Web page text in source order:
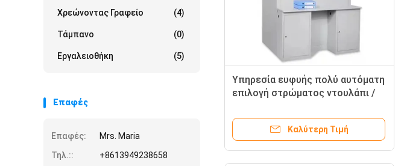
Χρεώνοντας Γραφείο (4)
Τάμπανο (0)
Εργαλειοθήκη (5)
Επαφές
Επαφές:
Mrs. Maria
Τηλ.::
+8613949238658
Υπηρεσία ευφυής πολύ αυτόματη
επιλογή στρώματος ντουλάπι /
τοποθέτηση
Καλύτερη Τιμή